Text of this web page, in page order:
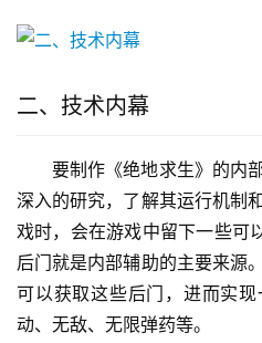
二、技术内幕
要制作《绝地求生》的内
深入的研究，了解其运行机制
戏时，会在游戏中留下一些可
后门就是内部辅助的主要来源
可以获取这些后门，进而实
动、无敌、无限弹药等。